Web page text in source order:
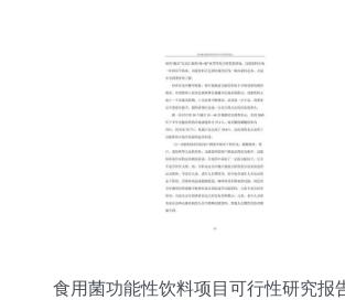
食用菌功能性饮料项目可行性研究报